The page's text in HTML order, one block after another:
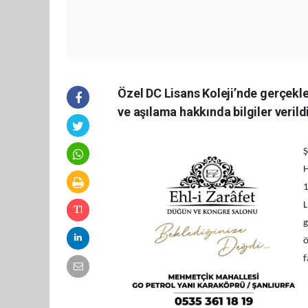
Özel DC Lisans Koleji’nde
ve aşılama hakkında bilgiler